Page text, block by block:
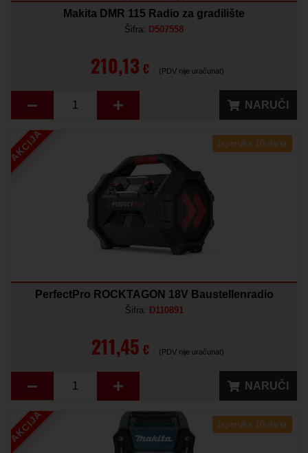
Makita DMR 115 Radio za gradilište
Šifra: D507558
210,13 € (PDV nije uračunat)
NARUČI
AKCIJA Isporuka 10 dana
PerfectPro ROCKTAGON 18V Baustellenradio
Šifra: D110891
211,45 € (PDV nije uračunat)
NARUČI
AKCIJA Isporuka 10 dana